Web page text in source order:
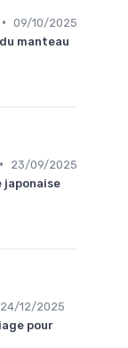
• 09/10/2025
manteau
•
23/09/2025
japonaise
24/12/2025
pour